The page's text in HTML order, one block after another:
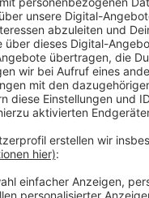
Dieser
Ob es dazu
Geldprämie
Antrag, der
Anzeige